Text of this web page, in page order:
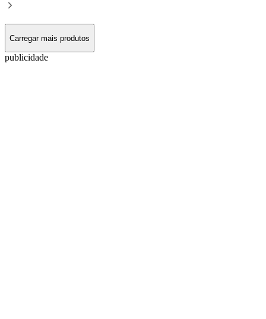
Carregar mais produtos
publicidade